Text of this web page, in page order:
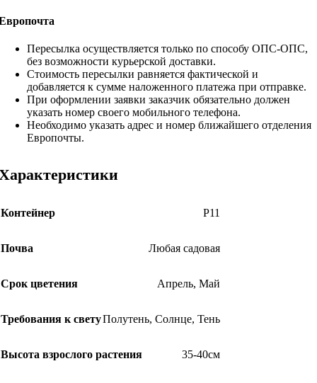
Пересылка осуществляется только по способу ОПС-ОПС,
без возможности курьерской доставки.
Стоимость пересылки равняется фактической и
добавляется к сумме наложенного платежа при отправке.
При оформлении заявки заказчик обязательно должен
указать номер своего мобильного телефона.
Необходимо указать адрес и номер ближайшего отделения
Европочты.
Контейнер Р11
Почва Любая садовая
Срок цветения Апрель, Май
Требования к светуПолутень, Солнце, Тень
Высота взрослого растения 35-40см